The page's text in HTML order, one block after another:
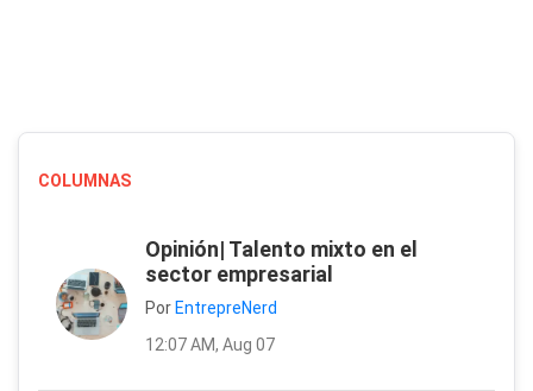
COLUMNAS
Opinión| Talento mixto en el
sector empresarial
Por EntrepreNerd
12:07 AM, Aug 07